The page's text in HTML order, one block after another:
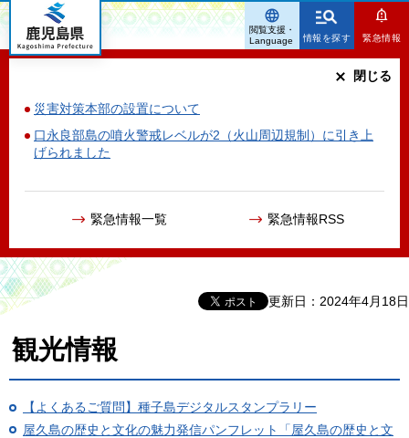
鹿児島県
情報を探す 緊急情報
災害対策本部の設置について
口永良部島の噴火警戒レベルが2（火山周辺規制）に引き上
げられました
緊急情報一覧 緊急情報RSS
閉じる
閲覧支援・
Language
更新日：2024年4月18日
観光情報
【よくあるご質問】種子島デジタルスタンプラリー
屋久島の歴史と文化の魅力発信パンフレット「屋久島の歴史と文